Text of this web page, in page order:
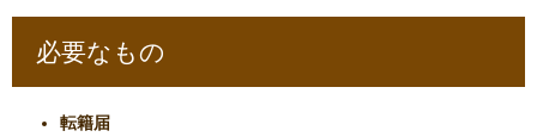
必要なもの
転籍届